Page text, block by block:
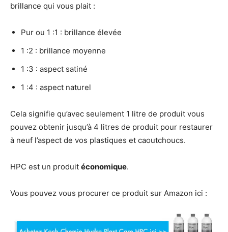
brillance qui vous plait :
Pur ou 1 :1 : brillance élevée
1 :2 : brillance moyenne
1 :3 : aspect satiné
1 :4 : aspect naturel
Cela signifie qu’avec seulement 1 litre de produit vous
pouvez obtenir jusqu’à 4 litres de produit pour restaurer
à neuf l’aspect de vos plastiques et caoutchoucs.
HPC est un produit économique.
Vous pouvez vous procurer ce produit sur Amazon ici :